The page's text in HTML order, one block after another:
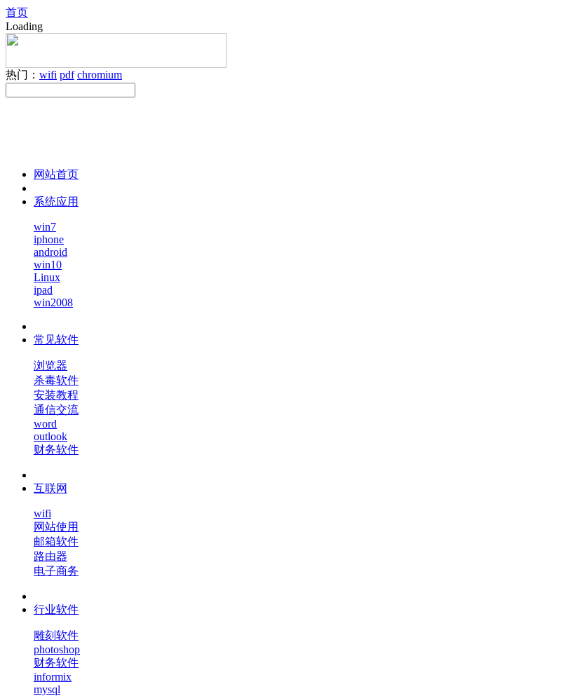
首页
Loading
热门： wifi pdf chromium
网站首页
系统应用
win7
iphone
android
win10
Linux
ipad
win2008
常见软件
浏览器
杀毒软件
安装教程
通信交流
word
outlook
财务软件
互联网
wifi
网站使用
邮箱软件
路由器
电子商务
行业软件
雕刻软件
photoshop
财务软件
informix
mysql